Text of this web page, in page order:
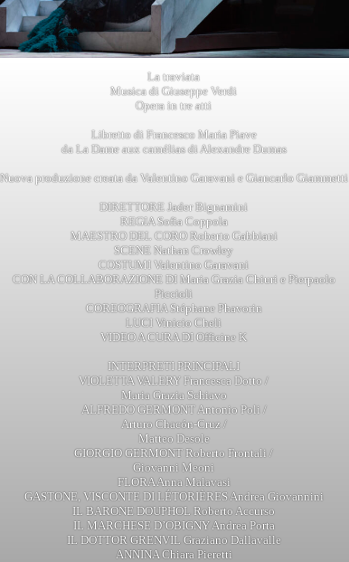
La traviata
Musica di Giuseppe Verdi
Opera in tre atti
Libretto di Francesco Maria Piave
da La Dame aux camélias di Alexandre Dumas
Nuova produzione creata da Valentino Garavani e Giancarlo Giammetti
DIRETTORE Jader Bignamini
REGIA Sofia Coppola
MAESTRO DEL CORO Roberto Gabbiani
SCENE Nathan Crowley
COSTUMI Valentino Garavani
CON LA COLLABORAZIONE DI Maria Grazia Chiuri e Pierpaolo
Piccioli
COREOGRAFIA Stéphane Phavorin
LUCI Vinicio Cheli
VIDEO A CURA DI Officine K
INTERPRETI PRINCIPALI
VIOLETTA VALERY Francesca Dotto /
Maria Grazia Schiavo
ALFREDO GERMONT Antonio Poli /
Arturo Chacón-Cruz /
Matteo Desole
GIORGIO GERMONT Roberto Frontali /
Giovanni Meoni
FLORA Anna Malavasi
GASTONE, VISCONTE DI LÉTORIÈRES Andrea Giovannini
IL BARONE DOUPHOL Roberto Accurso
IL MARCHESE D’OBIGNY Andrea Porta
IL DOTTOR GRENVIL Graziano Dallavalle
ANNINA Chiara Pieretti